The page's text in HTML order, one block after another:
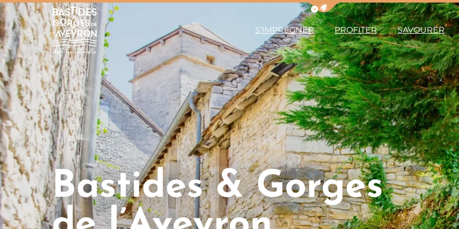
Afficher la barre de navigation du
Bastides et Gorges de l&#039;Aveyron
S'IMPRÉGNER PROFITER SAVOURER
Bastides & Gorges